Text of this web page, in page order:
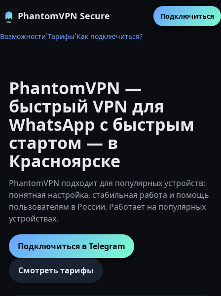
PhantomVPN Secure
Возможности·Тарифы·Как подключиться?
Подключиться
PhantomVPN —
быстрый VPN для
WhatsApp с быстрым
стартом — в
Красноярске
PhantomVPN подходит для популярных устройств:
понятная настройка, стабильная работа и помощь
пользователям в России. Работает на популярных
устройствах.
Подключиться в Telegram
Смотреть тарифы